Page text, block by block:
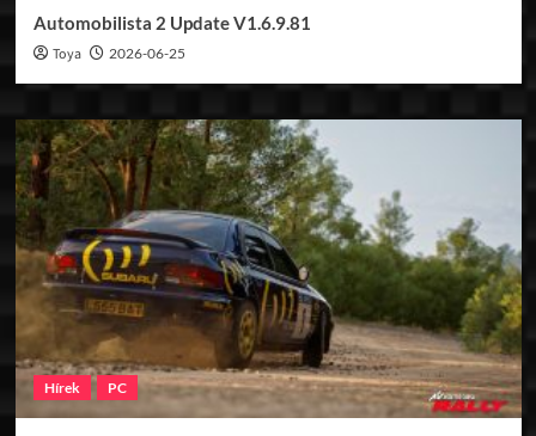
Automobilista 2 Update V1.6.9.81
Toya 2026-06-25
Hírek PC